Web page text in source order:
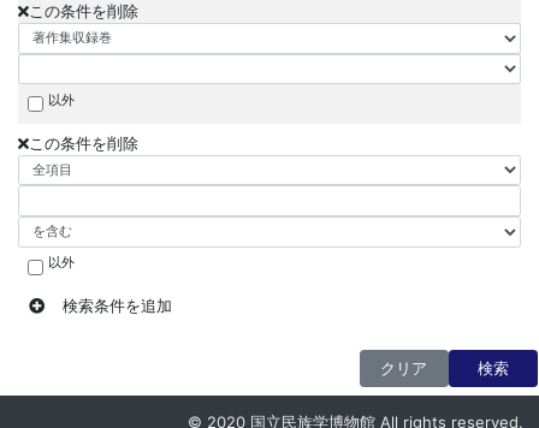
この条件を削除
以外
この条件を削除
以外
検索条件を追加
クリア 検索
© 2020 国立民族学博物館 All rights reserved.